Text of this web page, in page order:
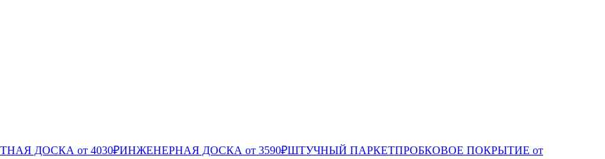
ДОСКА от 4030₽ИНЖЕНЕРНАЯ ДОСКА от 3590₽ШТУЧНЫЙ ПАРКЕТПРОБКОВОЕ ПОКРЫТИЕ от